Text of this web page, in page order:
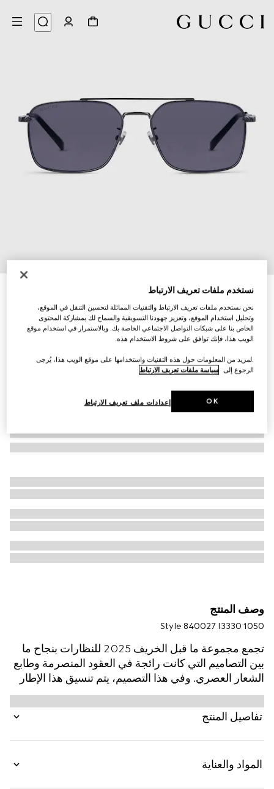
نظارات شمسية بجسر أنف منخفض
تنويعاتروثينيوم داكن
وصف المنتج
Style ‎840027 I3330 1050
تجمع مجموعة ما قبل الخريف 2025 للنظارات بنجاح ما
بين التصاميم التي كانت رائجة في العقود المنصرمة وطابع
الشعار العصري. وفي هذا التصميم، يتم تنسيق هذا الإطار
المعدني بلمسات نهائية بلون الروثينيوم الداكن مع شعار G
متشابك وشعار Gucci منقوش.
تفاصيل المنتج
المواد والعناية
نستخدم ملفات تعريف الارتباط
نحن نستخدم ملفات تعريف الارتباط والتقنيات المماثلة لتحسين التنقل في الموقع،
وتحليل استخدام الموقع، وتعزيز جهودنا التسويقية والسماح لك بمشاركة المحتوى
الخاص بنا على شبكات التواصل الاجتماعي الخاصة بك. وبالاستمرار في استخدام موقع
الويب هذا، فإنك توافق على شروط الاستخدام هذه.
.لمزيد من المعلومات حول هذه التقنيات واستخدامها على موقع الويب هذا، يُرجى
الرجوع إلى سياسة ملفات تعريف الارتباط
إعدادات ملف تعريف الارتباط OK